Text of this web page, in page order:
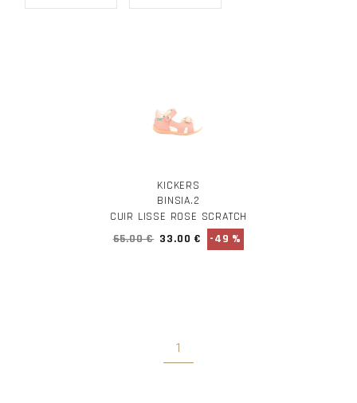
KICKERS
BINSIA.2
CUIR LISSE ROSE SCRATCH
65.00 € 33.00 € -49 %
1